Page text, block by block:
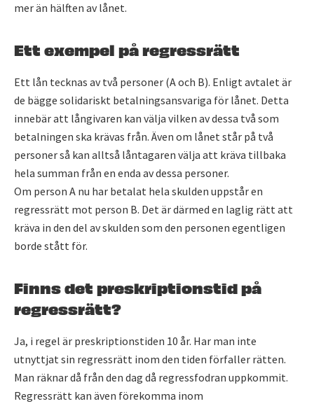
mer än hälften av lånet.
Ett exempel på regressrätt
Ett lån tecknas av två personer (A och B). Enligt avtalet är
de bägge solidariskt betalningsansvariga för lånet. Detta
innebär att långivaren kan välja vilken av dessa två som
betalningen ska krävas från. Även om lånet står på två
personer så kan alltså låntagaren välja att kräva tillbaka
hela summan från en enda av dessa personer.
Om person A nu har betalat hela skulden uppstår en
regressrätt mot person B. Det är därmed en laglig rätt att
kräva in den del av skulden som den personen egentligen
borde stått för.
Finns det preskriptionstid på
regressrätt?
Ja, i regel är preskriptionstiden 10 år. Har man inte
utnyttjat sin regressrätt inom den tiden förfaller rätten.
Man räknar då från den dag då regressfodran uppkommit.
Regressrätt kan även förekomma inom